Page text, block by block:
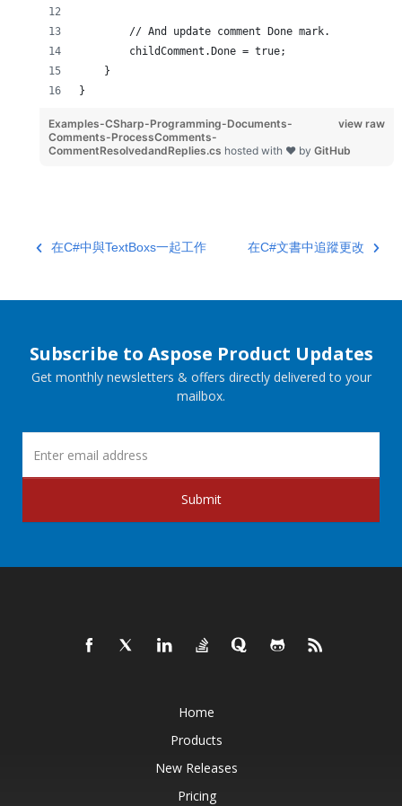
        // And update comment Done mark.
        childComment.Done = true;
    }
}
view raw
Examples-CSharp-Programming-Documents-
Comments-ProcessComments-
CommentResolvedandReplies.cs hosted with ❤ by GitHub
在C#中與TextBoxs一起工作 在C#文書中追蹤更改
Subscribe to Aspose Product Updates
Get monthly newsletters & offers directly delivered to your
mailbox.
Submit
Home
Products
New Releases
Pricing